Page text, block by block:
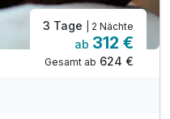
3 Tage | 2 Nächte
ab 312 €
Gesamt ab 624 €